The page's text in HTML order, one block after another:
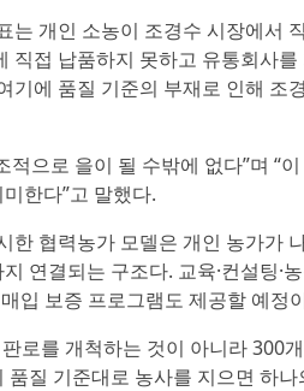
는 개인 소농이 조경수 시장에서
직접 납품하지 못하고 유통회사
기에 품질 기준의 부재로 인해 조
으로 을이 될 수밖에 없다”며 “
한다”고 말했다.
한 협력농가 모델은 개인 농가가
연결되는 구조다. 교육·컨설팅·
입 보증 프로그램도 제공할 예정
로를 개척하는 것이 아니라 300
품질 기준대로 농사를 지으면 하